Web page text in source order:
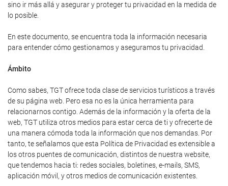
sino ir más allá y asegurar y proteger tu privacidad en la medida de
lo posible.
En este documento, se encuentra toda la información necesaria
para entender cómo gestionamos y aseguramos tu privacidad.
Ámbito
Como sabes, TGT ofrece toda clase de servicios turísticos a través
de su página web. Pero esa no es la única herramienta para
relacionarnos contigo. Además de la información y la oferta de la
web, TGT utiliza otros medios para estar cerca de ti y ofrecerte de
una manera cómoda toda la información que nos demandas. Por
tanto, te señalamos que esta Política de Privacidad es extensible a
los otros puentes de comunicación, distintos de nuestra website,
que tendemos hacia ti: redes sociales, boletines, e-mails, SMS,
aplicación móvil, y otros medios de comunicación existentes.